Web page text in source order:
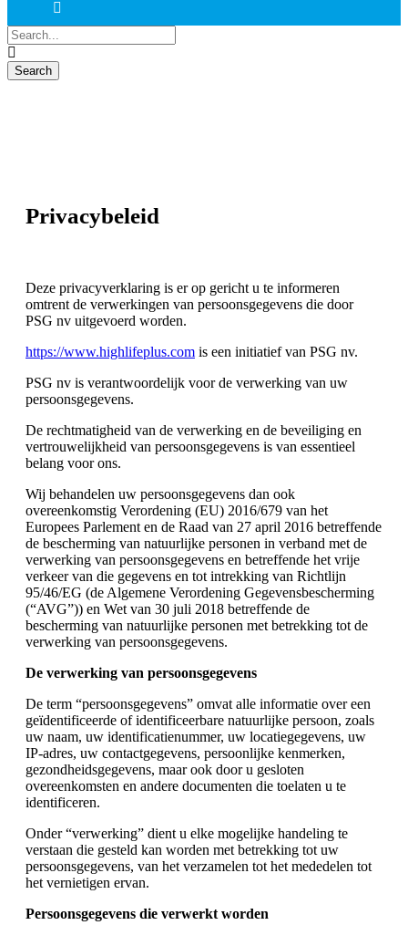
Privacybeleid
Deze privacyverklaring is er op gericht u te informeren
omtrent de verwerkingen van persoonsgegevens die door
PSG nv uitgevoerd worden.
https://www.highlifeplus.com is een initiatief van PSG nv.
PSG nv is verantwoordelijk voor de verwerking van uw
persoonsgegevens.
De rechtmatigheid van de verwerking en de beveiliging en
vertrouwelijkheid van persoonsgegevens is van essentieel
belang voor ons.
Wij behandelen uw persoonsgegevens dan ook
overeenkomstig Verordening (EU) 2016/679 van het
Europees Parlement en de Raad van 27 april 2016 betreffende
de bescherming van natuurlijke personen in verband met de
verwerking van persoonsgegevens en betreffende het vrije
verkeer van die gegevens en tot intrekking van Richtlijn
95/46/EG (de Algemene Verordening Gegevensbescherming
(“AVG”)) en Wet van 30 juli 2018 betreffende de
bescherming van natuurlijke personen met betrekking tot de
verwerking van persoonsgegevens.
De verwerking van persoonsgegevens
De term “persoonsgegevens” omvat alle informatie over een
geïdentificeerde of identificeerbare natuurlijke persoon, zoals
uw naam, uw identificatienummer, uw locatiegegevens, uw
IP-adres, uw contactgegevens, persoonlijke kenmerken,
gezondheidsgegevens, maar ook door u gesloten
overeenkomsten en andere documenten die toelaten u te
identificeren.
Onder “verwerking” dient u elke mogelijke handeling te
verstaan die gesteld kan worden met betrekking tot uw
persoonsgegevens, van het verzamelen tot het mededelen tot
het vernietigen ervan.
Persoonsgegevens die verwerkt worden